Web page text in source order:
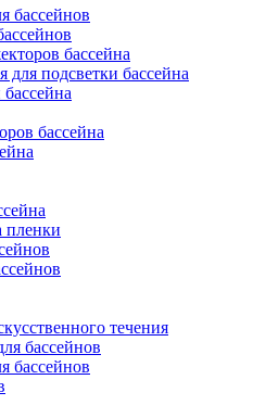
бассейнов
бассейна
подсветки бассейна
бассейна
пленки
течения
бассейнов
бассейнов